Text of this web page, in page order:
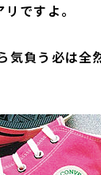
ですよ。
負う必は全